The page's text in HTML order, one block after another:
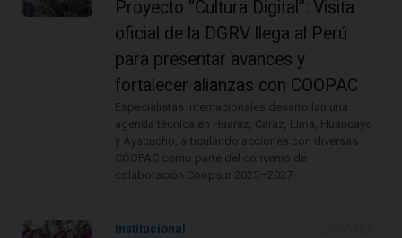
Proyecto “Cultura Digital”: Visita
oficial de la DGRV llega al Perú
para presentar avances y
fortalecer alianzas con COOPAC
Especialistas internacionales desarrollan una
agenda técnica en Huaraz, Caraz, Lima, Huancayo
y Ayacucho, articulando acciones con diversas
COOPAC como parte del convenio de
colaboración Coopsur 2025–2027.
Institucional